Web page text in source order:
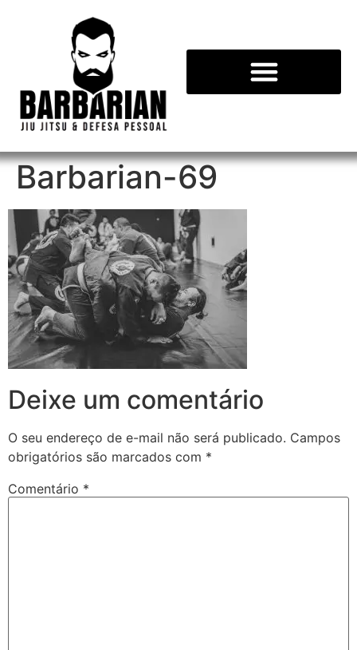
Barbarian-69
Deixe um comentário
O seu endereço de e-mail não será publicado. Campos
obrigatórios são marcados com *
Comentário *